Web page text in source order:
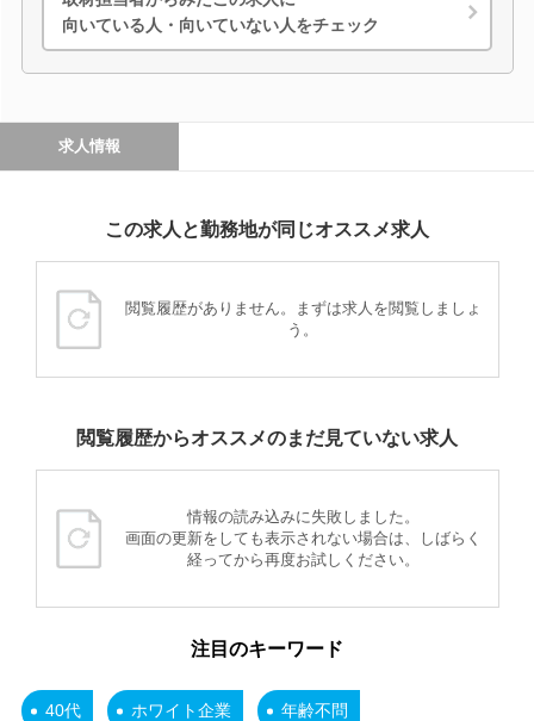
向いている人・向いていない人をチェック
求人情報
この求人と勤務地が同じオススメ求人
閲覧履歴がありません。まずは求人を閲覧しましょ
う。
閲覧履歴からオススメのまだ見ていない求人
情報の読み込みに失敗しました。
画面の更新をしても表示されない場合は、しばらく
経ってから再度お試しください。
注目のキーワード
40代 ホワイト企業 年齢不問